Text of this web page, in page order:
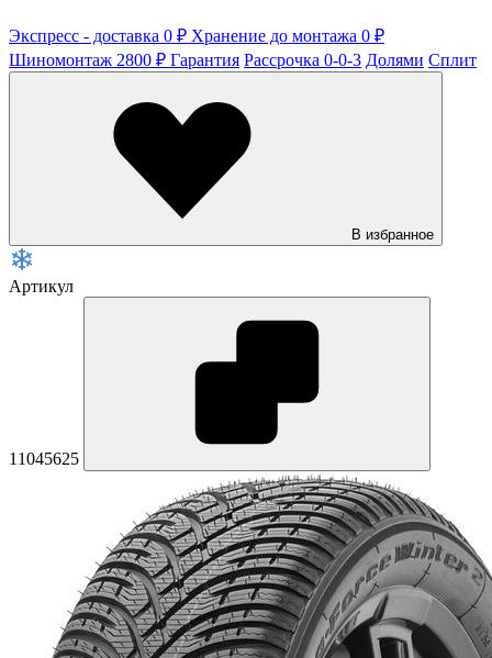
Экспресс - доставка 0 ₽ Хранение до монтажа 0 ₽
Шиномонтаж 2800 ₽ Гарантия Рассрочка 0-0-3 Долями Сплит
В избранное
Артикул
11045625